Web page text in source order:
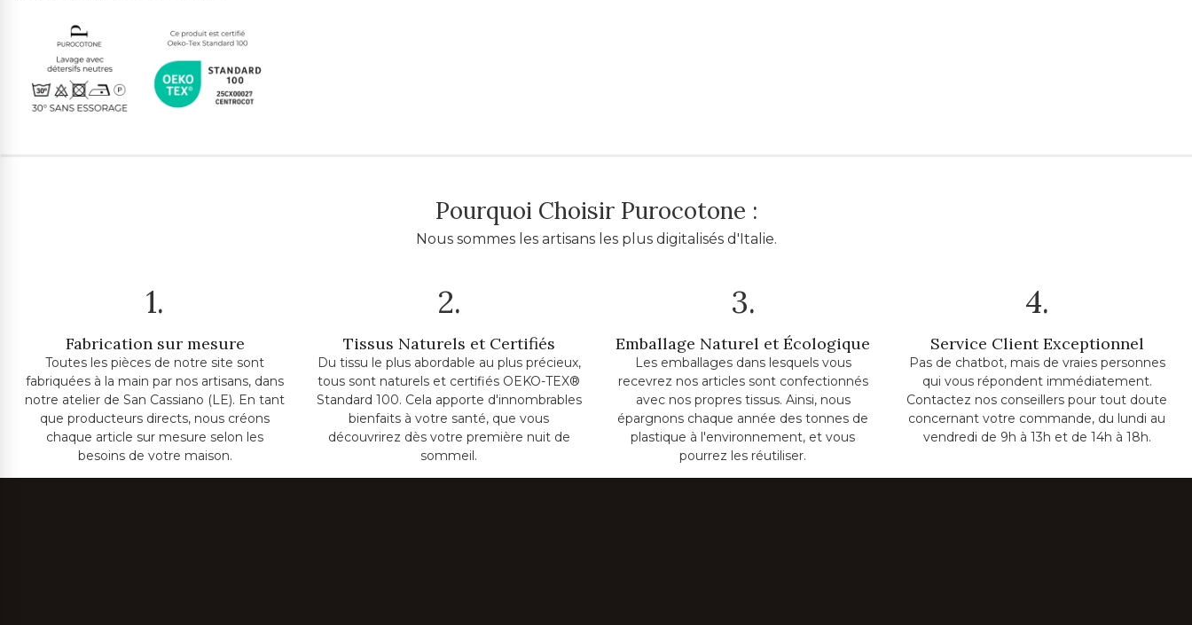
Pourquoi Choisir Purocotone :
Nous sommes les artisans les plus digitalisés d'Italie.
1.
Fabrication sur mesure
Toutes les pièces de notre site sont
fabriquées à la main par nos artisans, dans
notre atelier de San Cassiano (LE). En tant
que producteurs directs, nous créons
chaque article sur mesure selon les
besoins de votre maison.
2.
Tissus Naturels et Certifiés
Du tissu le plus abordable au plus précieux,
tous sont naturels et certifiés OEKO-TEX®
Standard 100. Cela apporte d'innombrables
bienfaits à votre santé, que vous
découvrirez dès votre première nuit de
sommeil.
3.
Emballage Naturel et Écologique
Les emballages dans lesquels vous
recevrez nos articles sont confectionnés
avec nos propres tissus. Ainsi, nous
épargnons chaque année des tonnes de
plastique à l'environnement, et vous
pourrez les réutiliser.
4.
Service Client Exceptionnel
Pas de chatbot, mais de vraies personnes
qui vous répondent immédiatement.
Contactez nos conseillers pour tout doute
concernant votre commande, du lundi au
vendredi de 9h à 13h et de 14h à 18h.